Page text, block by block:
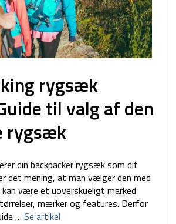
rygsæk
til valg af den
rygsæk
din backpacker rygsæk som dit
det mening, at man vælger den med
være et uoverskueligt marked
mærker og features. Derfor
… Se artikel